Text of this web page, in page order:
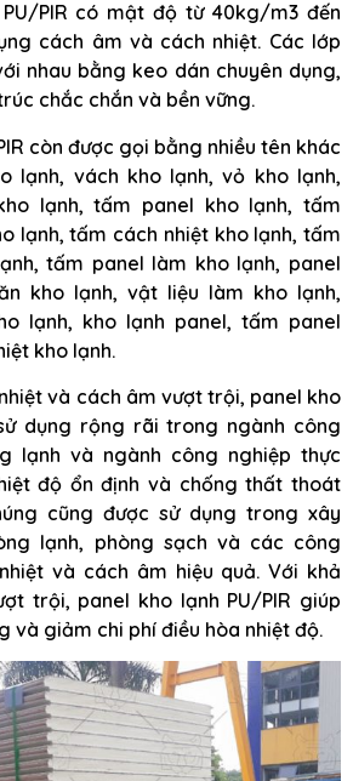
PIR có mật độ từ 40kg/m3 đến
cách âm và cách nhiệt. Các lớp
nhau bằng keo dán chuyên dụng,
chắc chắn và bền vững.
còn được gọi bằng nhiều tên khác
lạnh, vách kho lạnh, vỏ kho lạnh,
lạnh, tấm panel kho lạnh, tấm
lạnh, tấm cách nhiệt kho lạnh, tấm
tấm panel làm kho lạnh, panel
kho lạnh, vật liệu làm kho lạnh,
lạnh, kho lạnh panel, tấm panel
kho lạnh.
và cách âm vượt trội, panel kho
dụng rộng rãi trong ngành công
lạnh và ngành công nghiệp thực
độ ổn định và chống thất thoát
cũng được sử dụng trong xây
lạnh, phòng sạch và các công
và cách âm hiệu quả. Với khả
trội, panel kho lạnh PU/PIR giúp
và giảm chi phí điều hòa nhiệt độ.